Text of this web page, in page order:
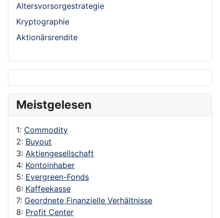
Altersvorsorgestrategie
Kryptographie
Aktionärsrendite
Meistgelesen
1: Commodity
2: Buyout
3: Aktiengesellschaft
4: Kontoinhaber
5: Evergreen-Fonds
6: Kaffeekasse
7: Geordnete Finanzielle Verhältnisse
8: Profit Center